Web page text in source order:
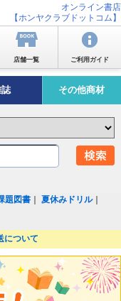
オンライン書店
【ホンヤクラブドットコム】
店舗一覧 ご利用ガイド
その他商材
題図書 ｜夏休みドリル｜
について